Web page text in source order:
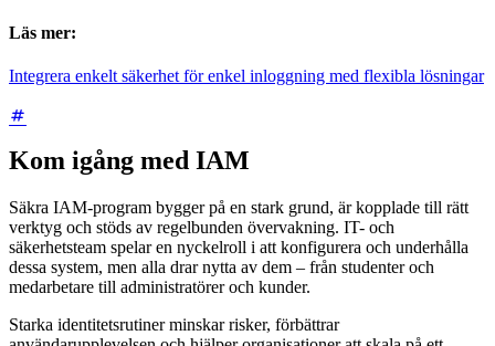
Läs mer:
Integrera enkelt säkerhet för enkel inloggning med flexibla lösningar
Kom igång med IAM
Säkra IAM-program bygger på en stark grund, är kopplade till rätt
verktyg och stöds av regelbunden övervakning. IT- och
säkerhetsteam spelar en nyckelroll i att konfigurera och underhålla
dessa system, men alla drar nytta av dem – från studenter och
medarbetare till administratörer och kunder.
Starka identitetsrutiner minskar risker, förbättrar